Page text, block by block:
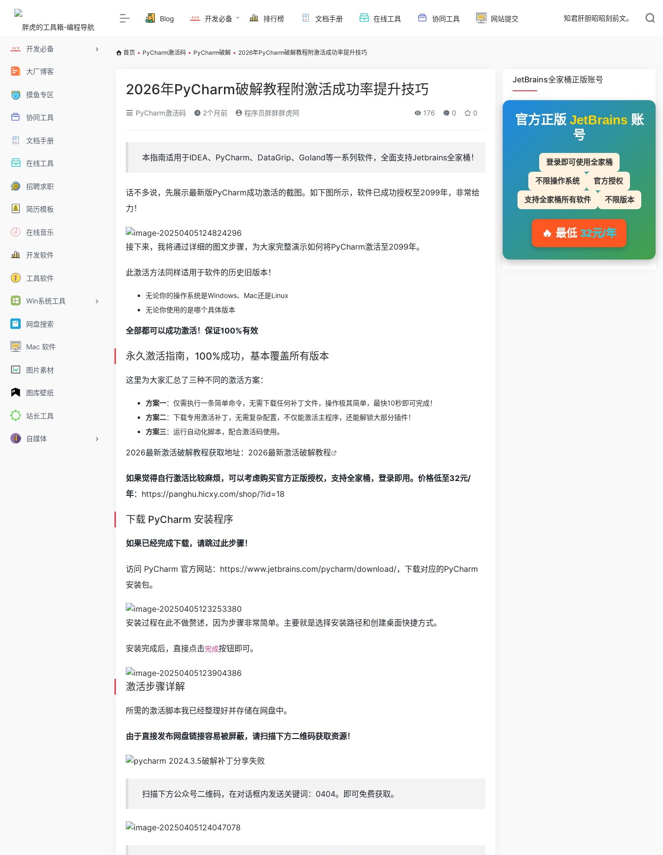
开发必备
大厂博客
摸鱼专区
协同工具
文档手册
在线工具
招聘求职
简历模板
在线音乐
开发软件
工具软件
Win系统工具
网盘搜索
Mac 软件
图片素材
图库壁纸
站长工具
自媒体
Blog 开发必备 排行榜 文档手册 在线工具 协同工具 网站提交 知君肝胆昭昭刻前文。
首页 • PyCharm激活码 • PyCharm破解 • 2026年PyCharm破解教程附激活成功率提升技巧
2026年PyCharm破解教程附激活成功率提升技巧
PyCharm激活码 2个月前 程序员胖胖胖虎阿 176 0 0
本指南适用于IDEA、PyCharm、DataGrip、Goland等一系列软件，全面支持Jetbrains全家桶！
话不多说，先展示最新版PyCharm成功激活的截图。如下图所示，软件已成功授权至2099年，非常给
力！
接下来，我将通过详细的图文步骤，为大家完整演示如何将PyCharm激活至2099年。
此激活方法同样适用于软件的历史旧版本！
无论你的操作系统是Windows、Mac还是Linux
无论你使用的是哪个具体版本
全部都可以成功激活！保证100%有效
永久激活指南，100%成功，基本覆盖所有版本
这里为大家汇总了三种不同的激活方案：
方案一：仅需执行一条简单命令，无需下载任何补丁文件，操作极其简单，最快10秒即可完成！
方案二：下载专用激活补丁，无需复杂配置，不仅能激活主程序，还能解锁大部分插件！
方案三：运行自动化脚本，配合激活码使用。
2026最新激活破解教程获取地址： 2026最新激活破解教程
如果觉得自行激活比较麻烦，可以考虑购买官方正版授权，支持全家桶，登录即用。价格低至32元/
年：https://panghu.hicxy.com/shop/?id=18
下载 PyCharm 安装程序
如果已经完成下载，请跳过此步骤！
访问 PyCharm 官方网站：https://www.jetbrains.com/pycharm/download/，下载对应的PyCharm
安装包。
安装过程在此不做赘述，因为步骤非常简单。主要就是选择安装路径和创建桌面快捷方式。
安装完成后，直接点击完成按钮即可。
激活步骤详解
所需的激活脚本我已经整理好并存储在网盘中。
由于直接发布网盘链接容易被屏蔽，请扫描下方二维码获取资源！
扫描下方公众号二维码，在对话框内发送关键词：0404。即可免费获取。
JetBrains全家桶正版账号
官方正版 JetBrains账
号
登录即可使用全家桶
不限操作系统 官方授权
支持全家桶所有软件 不限版本
🔥 最低 32元/年